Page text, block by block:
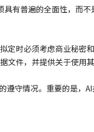
有普遍的全面性，而
定时必须考虑商业秘密
文件，并提供关于使用
遵守情况。重要的是，